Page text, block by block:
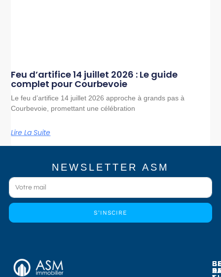
Feu d’artifice 14 juillet 2026 : Le guide
complet pour Courbevoie
Le feu d’artifice 14 juillet 2026 approche à grands pas à
Courbevoie, promettant une célébration
Lire La Suite
NEWSLETTER ASM
S'INSCIRE